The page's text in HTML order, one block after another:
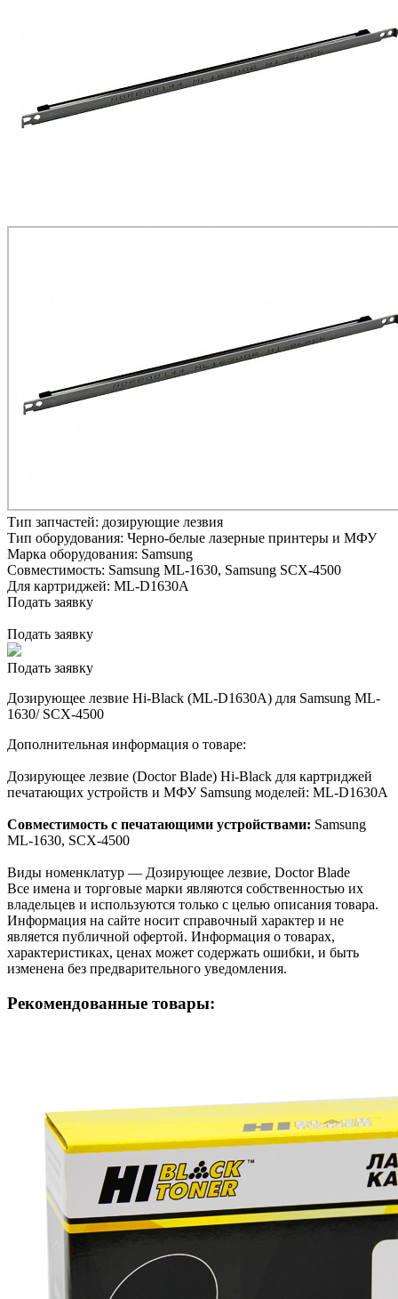
Тип запчастей: дозирующие лезвия
Тип оборудования: Черно-белые лазерные принтеры и МФУ
Марка оборудования: Samsung
Совместимость: Samsung ML-1630, Samsung SCX-4500
Для картриджей: ML-D1630A
Подать заявку
Подать заявку
Подать заявку
Дозирующее лезвие Hi-Black (ML-D1630A) для Samsung ML-
1630/ SCX-4500
Дополнительная информация о товаре:
Дозирующее лезвие (Doctor Blade) Hi-Black для картриджей
печатающих устройств и МФУ Samsung моделей: ML-D1630A
Совместимость с печатающими устройствами: Samsung
ML-1630, SCX-4500
Виды номенклатур — Дозирующее лезвие, Doctor Blade
Все имена и торговые марки являются собственностью их
владельцев и используются только с целью описания товара.
Информация на сайте носит справочный характер и не
является публичной офертой. Информация о товарах,
характеристиках, ценах может содержать ошибки, и быть
изменена без предварительного уведомления.
Рекомендованные товары: